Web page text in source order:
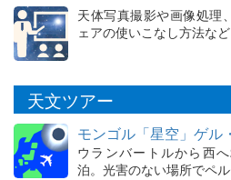
天体写真撮影や画像処理
ェアの使いこなし方法な
天文ツアー
モンゴル「星空」ゲル
ウランバートルから西
泊。光害のない場所でペ